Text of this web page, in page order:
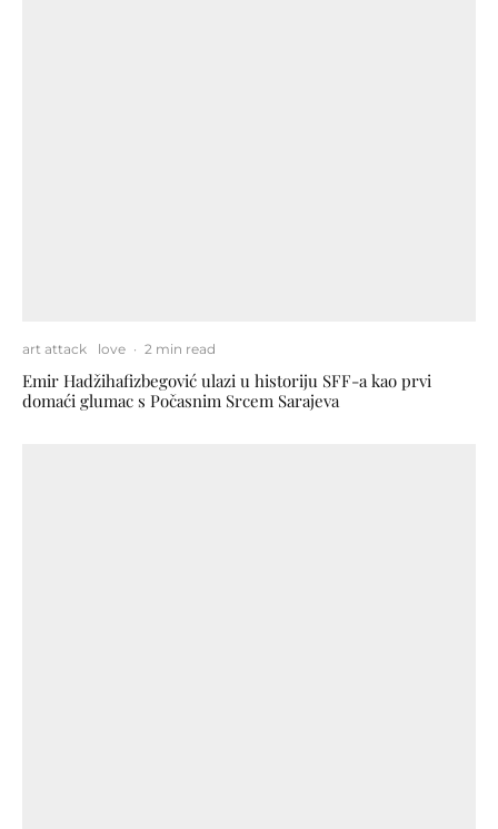
art attack love · 2 min read
Emir Hadžihafizbegović ulazi u historiju SFF-a kao prvi
domaći glumac s Počasnim Srcem Sarajeva